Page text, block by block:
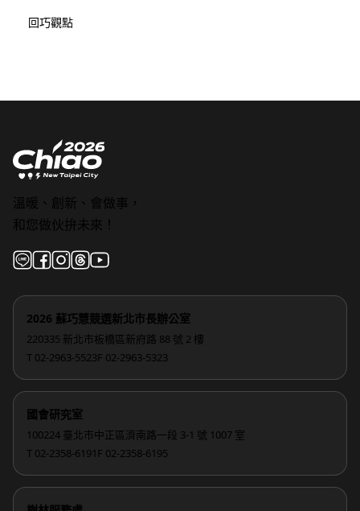
回巧觀點
溫暖、創新、會做事，
和您做伙拚未來！
2026 蘇巧慧競選新北市長辦公室
220335 新北市板橋區新府路 88 號 2 樓
T 02-2963-5523F 02-2963-5323
國會研究室
100224 臺北市中正區濟南路一段 3-1 號 1007 室
T 02-2358-6191 F 02-2358-6195